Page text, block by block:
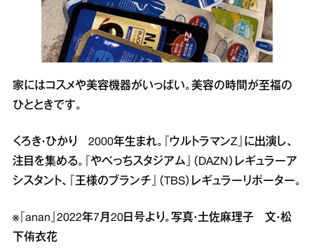
家にはコスメや美容機器がいっぱい。美容の時間が至福の
ひとときです。
くろき・ひかり 2000年生まれ。『ウルトラマンZ』に出演し、
注目を集める。『やべっちスタジアム』（DAZN）レギュラーア
シスタント、『王様のブランチ』（TBS）レギュラーリポーター。
※『anan』2022年7月20日号より。写真・土佐麻理子 文・松
下侑衣花